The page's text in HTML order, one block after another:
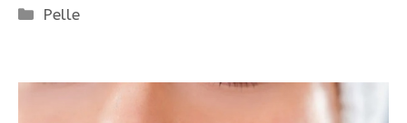
Categorie
Pelle